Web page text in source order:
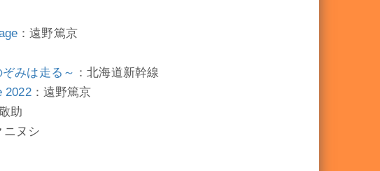
：遠野篤京
みは走る～ ：北海道新幹線
2022：遠野篤京
助
ニヌシ